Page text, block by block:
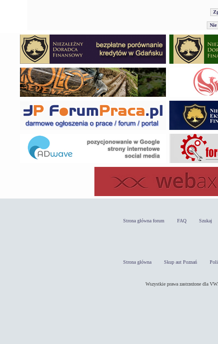
Strona główna forum FAQ Szukaj
Strona główna Skup aut Poznań
Wszystkie prawa zastrzeżone dla